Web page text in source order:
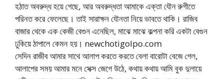
হঠাত অবরুদ্ধ হয়ে গেছে, আর অবরুদ্ধতা আমাকে এক্তা যৌন রুগীতে
পরিনত করে ফেলেছে। তাই সারাক্ষন যৌনতা নিয়ে ভাবতে থাকি। রাজিব
বাজার থেকে এক কেজী বেগুন এনেছিল, মাঝে মাঝে কল্পনা করি একটা বেগুন
ঢুকিয়ে ঠাপালে কেমন হয়। newchotigolpo.com
সেদিন রাজীব আমার সাথে আলাপ করতে করতে বেলা বারোটা বেজে গেল,
আলাপের সময় আমার মনে সেক্স জেগে উঠে, কথায় কথায় আমি বুক দুলায়ে